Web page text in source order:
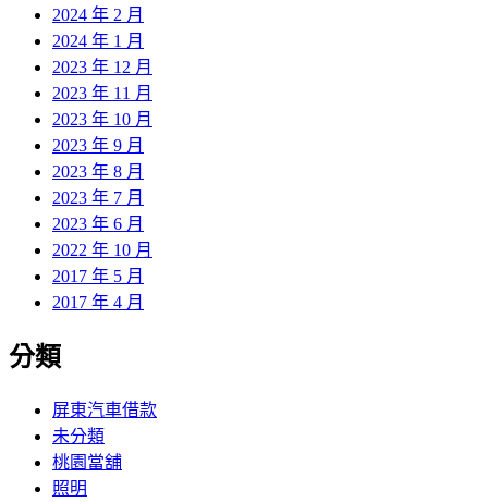
2024 年 2 月
2024 年 1 月
2023 年 12 月
2023 年 11 月
2023 年 10 月
2023 年 9 月
2023 年 8 月
2023 年 7 月
2023 年 6 月
2022 年 10 月
2017 年 5 月
2017 年 4 月
分類
屏東汽車借款
未分類
桃園當舖
照明